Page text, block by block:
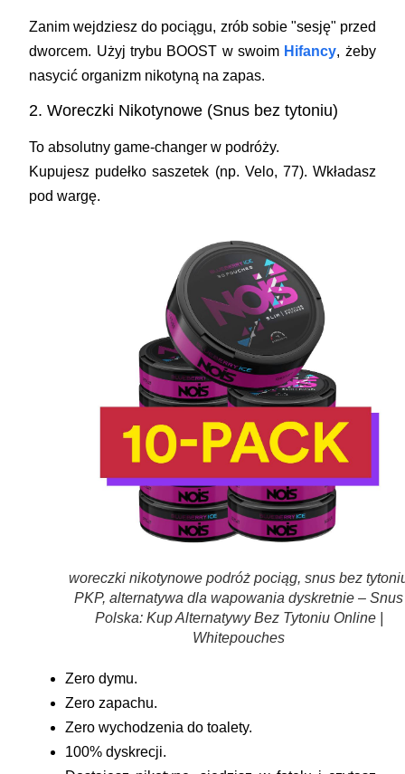
Zanim wejdziesz do pociągu, zrób sobie "sesję" przed
dworcem. Użyj trybu BOOST w swoim Hifancy, żeby
nasycić organizm nikotyną na zapas.
2. Woreczki Nikotynowe (Snus bez tytoniu)
To absolutny game-changer w podróży.
Kupujesz pudełko saszetek (np. Velo, 77). Wkładasz
pod wargę.
woreczki nikotynowe podróż pociąg, snus bez
PKP, alternatywa dla wapowania dyskretnie – Snus
Polska: Kup Alternatywy Bez Tytoniu Online |
Whitepouches
Zero dymu.
Zero zapachu.
Zero wychodzenia do toalety.
100% dyskrecji.